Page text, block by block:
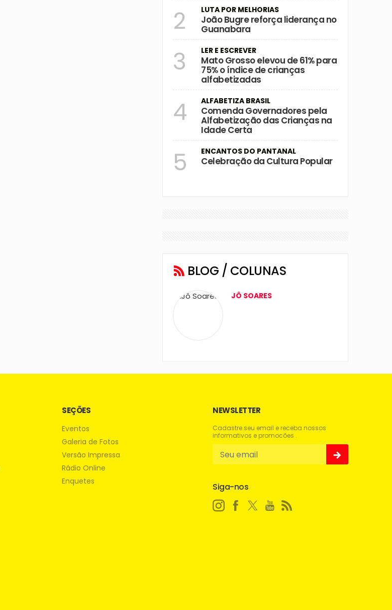
2 LUTA POR MELHORIAS
João Bugre reforça liderança no
Guanabara
3 LER E ESCREVER
Mato Grosso elevou de 61% para
75% o índice de crianças
alfabetizadas
4 ALFABETIZA BRASIL
Comenda Governadores pela
Alfabetização das Crianças na
Idade Certa
5 ENCANTOS DO PANTANAL
Celebração da Cultura Popular
BLOG / COLUNAS
JÔ SOARES
SEÇÕES
Eventos
Galeria de Fotos
Versão Impressa
Rádio Online
Enquetes
NEWSLETTER
Cadastre seu email e receba nossos
informativos e promocões .
Siga-nos